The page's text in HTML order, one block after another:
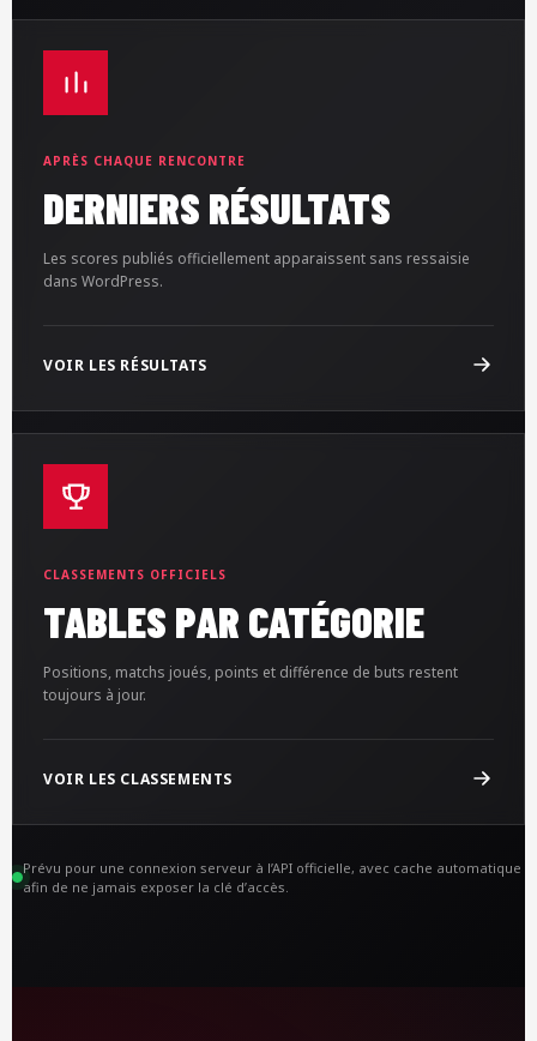
APRÈS CHAQUE RENCONTRE
DERNIERS RÉSULTATS
Les scores publiés officiellement apparaissent sans ressaisie
dans WordPress.
VOIR LES RÉSULTATS
CLASSEMENTS OFFICIELS
TABLES PAR CATÉGORIE
Positions, matchs joués, points et différence de buts restent
toujours à jour.
VOIR LES CLASSEMENTS
Prévu pour une connexion serveur à l’API officielle, avec cache automatique
afin de ne jamais exposer la clé d’accès.